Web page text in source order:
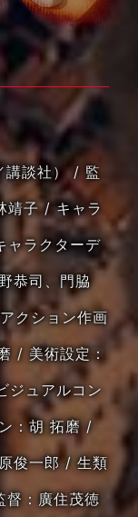
講談社）
監
靖子
キャラ
ャラクターデ
恭司、門脇
クション作画
/ 美術設定：
ジュアルコン
：胡 拓磨 /
俊一郎 / 生類
督：廣住茂徳